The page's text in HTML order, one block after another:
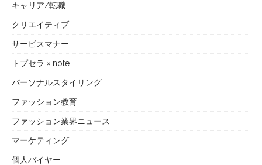
キャリア/転職
クリエイティブ
サービスマナー
トプセラ × note
パーソナルスタイリング
ファッション教育
ファッション業界ニュース
マーケティング
個人バイヤー